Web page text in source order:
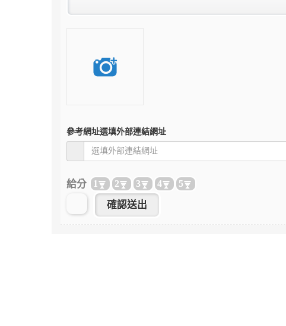
參考網址選填外部連結網址
給分 1 2 3 4 5